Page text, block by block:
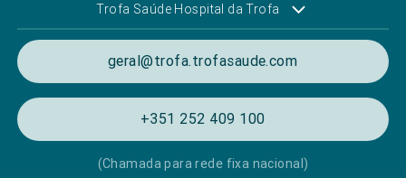
Trofa Saúde Hospital da Trofa
geral@trofa.trofasaude.com
+351 252 409 100
(Chamada para rede fixa nacional)